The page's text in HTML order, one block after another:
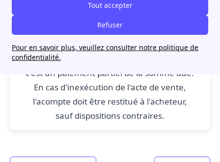
Tout accepter
Refuser
Pour en savoir plus, veuillez consulter notre politique de
confidentialité.
: Un acompte est une somme
d'argent versée au vendeur en cas
d'exécution différée du contrat de vente :
c'est un paiement partiel de la somme due.
En cas d'inexécution de l'acte de vente,
l'acompte doit être restitué à l'acheteur,
sauf dispositions contraires.